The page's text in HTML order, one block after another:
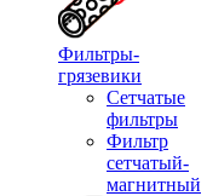
Фильтры-
грязевики
Сетчатые
фильтры
Фильтр
сетчатый-
магнитный